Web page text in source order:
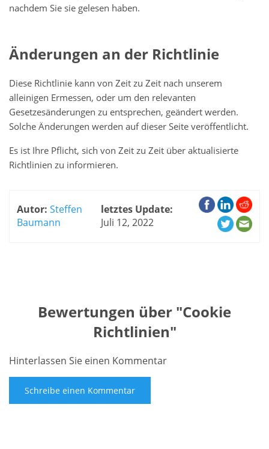
nachdem Sie sie gelesen haben.
Änderungen an der Richtlinie
Diese Richtlinie kann von Zeit zu Zeit nach unserem
alleinigen Ermessen, oder um den relevanten
Gesetzesänderungen zu entsprechen, geändert werden.
Solche Änderungen werden auf dieser Seite veröffentlicht.
Es ist Ihre Pflicht, sich von Zeit zu Zeit über aktualisierte
Richtlinien zu informieren.
Autor: Steffen
Baumann
letztes Update:
Juli 12, 2022
Bewertungen über "Cookie
Richtlinien"
Hinterlassen Sie einen Kommentar
Schreibe einen Kommentar